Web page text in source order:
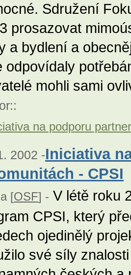
Sdružení
prosazovat
a bydlení a
odpovídaly
mohli sami
::
na podporu
2002 -Iniciativa
- CPSI
[OSF] - V létě roku
CPSI, který
ojedinělý
své síly